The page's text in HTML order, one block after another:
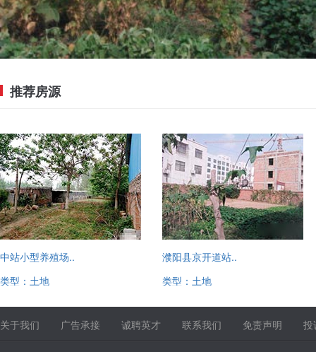
推荐房源
中站小型养殖场..
类型：土地
13520221780
濮阳县京开道站..
类型：土地
13520221780
关于我们
广告承接 诚聘英才 联系我们 免责声明 投